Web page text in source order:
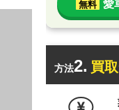
無料 愛
方法2. 買